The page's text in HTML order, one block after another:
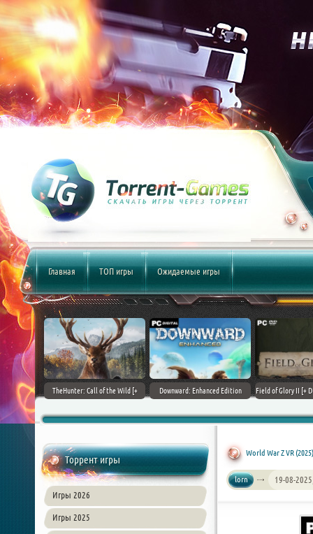
Главная ТОП игры Ожидаемые игры
(2017)
TheHunter: Call of the Wild [+
Downward: Enhanced Edition
Field of Glory II [+
Торрент игры
Игры 2026
Игры 2025
World War Z VR
lorn 19-08-